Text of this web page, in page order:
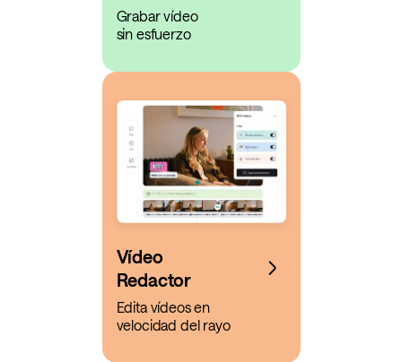
Grabar vídeo
sin esfuerzo
Vídeo
Redactor
Edita vídeos en
velocidad del rayo